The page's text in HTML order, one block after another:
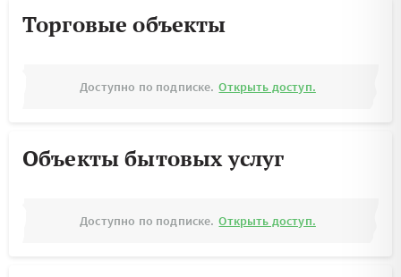
Торговые объекты
Доступно по подписке. Открыть доступ.
Объекты бытовых услуг
Доступно по подписке. Открыть доступ.